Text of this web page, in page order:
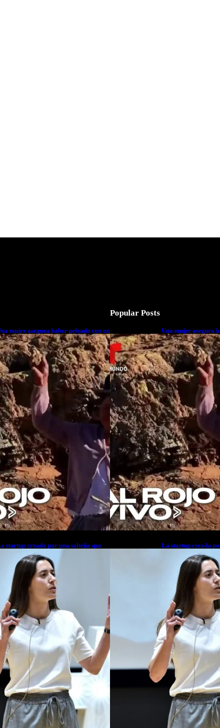
mujer asegura haber peleado con un
cuerpo a cuerpo
startup creada por una salteña que
resolver el estrés financiero en
Popular Posts
Una mujer asegura
extraterrestre
La startup creada
busca resolver el
Latinoamérica